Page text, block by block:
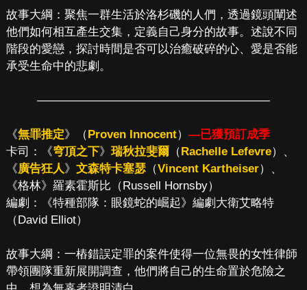
故事大綱：聚焦一群生活於洛杉磯的人們，透過鏡頭闡述
他們如何相互產生交集，定義自己身分的故事。述說不同
階段的愛戀，探討時間是否可以治癒破碎的心、愛是否能
承受生命中的悲劇。
————————————————————
《無罪推定》（Proven Innocent） —已獲預訂成季
卡司：《穹頂之下》 瑞秋拉斐爾（Rachelle Lefevre）、
《廣告狂人》 文森特卡塞瑟（Vincent Kartheiser）、
《格林》羅素霍斯比（Russell Hornsby）
編劇：《特種部隊：眼鏡蛇的崛起》編劇大衛艾略特
（David Elliot）
故事大綱：一樁錯誤定罪的案件使得一位無畏的女性律師
帶領團隊重新展開調查，他們將自己的生命置於危險之